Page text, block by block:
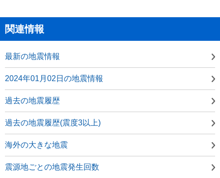
関連情報
最新の地震情報
2024年01月02日の地震情報
過去の地震履歴
過去の地震履歴(震度3以上)
海外の大きな地震
震源地ごとの地震発生回数